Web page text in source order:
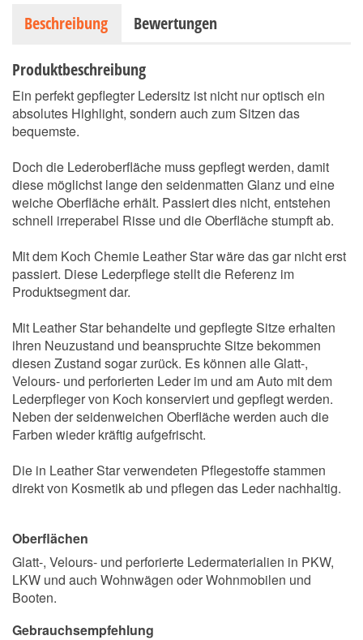
Beschreibung Bewertungen
Produktbeschreibung
Ein perfekt gepflegter Ledersitz ist nicht nur optisch ein
absolutes Highlight, sondern auch zum Sitzen das
bequemste.
Doch die Lederoberfläche muss gepflegt werden, damit
diese möglichst lange den seidenmatten Glanz und eine
weiche Oberfläche erhält. Passiert dies nicht, entstehen
schnell irreperabel Risse und die Oberfläche stumpft ab.
Mit dem Koch Chemie Leather Star wäre das gar nicht erst
passiert. Diese Lederpflege stellt die Referenz im
Produktsegment dar.
Mit Leather Star behandelte und gepflegte Sitze erhalten
ihren Neuzustand und beanspruchte Sitze bekommen
diesen Zustand sogar zurück. Es können alle Glatt-,
Velours- und perforierten Leder im und am Auto mit dem
Lederpfleger von Koch konserviert und gepflegt werden.
Neben der seidenweichen Oberfläche werden auch die
Farben wieder kräftig aufgefrischt.
Die in Leather Star verwendeten Pflegestoffe stammen
direkt von Kosmetik ab und pflegen das Leder nachhaltig.
Oberflächen
Glatt-, Velours- und perforierte Ledermaterialien in PKW,
LKW und auch Wohnwägen oder Wohnmobilen und
Booten.
Gebrauchsempfehlung